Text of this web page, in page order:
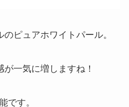
ピュアホワイトパール。
一気に増しますね！
です。